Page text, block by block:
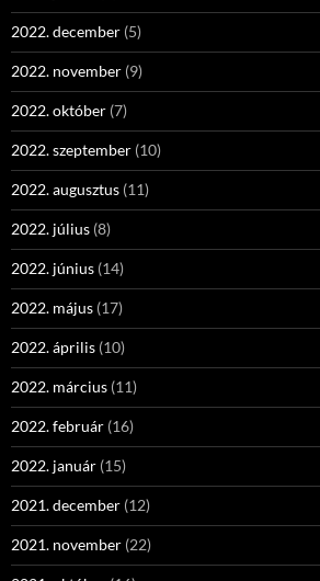
2022. december (5)
2022. november (9)
2022. október (7)
2022. szeptember (10)
2022. augusztus (11)
2022. július (8)
2022. június (14)
2022. május (17)
2022. április (10)
2022. március (11)
2022. február (16)
2022. január (15)
2021. december (12)
2021. november (22)